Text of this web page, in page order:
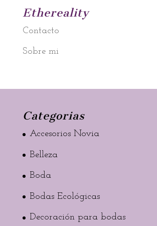
Ethereality
Contacto
Sobre mi
Categorias
Accesorios Novia
Belleza
Boda
Bodas Ecológicas
Decoración para bodas